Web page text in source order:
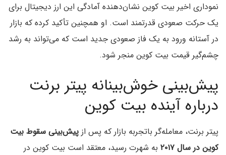
نموداری اخیر بیت‌ کوین نشان‌دهنده آمادگی این ارز دیجیتال برای
یک حرکت صعودی قدرتمند است. او همچنین تأکید کرده که بازار
در آستانه ورود به یک فاز صعودی جدید است که می‌تواند به رشد
چشم‌گیر قیمت بیت‌ کوین منجر شود.
پیش‌بینی خوش‌بینانه پیتر برنت
درباره آینده بیت کوین
پیتر برنت، معامله‌گر باتجربه بازار که پس از پیش‌بینی سقوط بیت‌
کوین در سال ۲۰۱۷
به شهرت رسید، معتقد است بیت‌ کوین در